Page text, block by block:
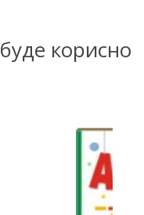
корисно